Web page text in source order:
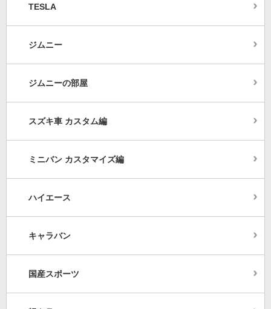
TESLA
ジムニー
ジムニーの部屋
スズキ車 カスタム編
ミニバン カスタマイズ編
ハイエース
キャラバン
国産スポーツ